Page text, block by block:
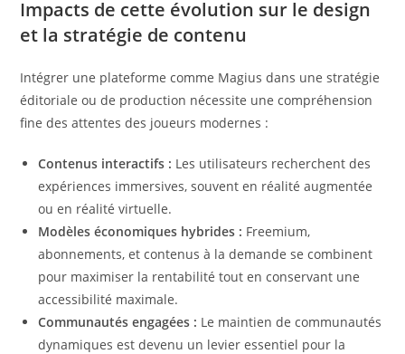
Impacts de cette évolution sur le design
et la stratégie de contenu
Intégrer une plateforme comme Magius dans une stratégie
éditoriale ou de production nécessite une compréhension
fine des attentes des joueurs modernes :
Contenus interactifs : Les utilisateurs recherchent des
expériences immersives, souvent en réalité augmentée
ou en réalité virtuelle.
Modèles économiques hybrides : Freemium,
abonnements, et contenus à la demande se combinent
pour maximiser la rentabilité tout en conservant une
accessibilité maximale.
Communautés engagées : Le maintien de communautés
dynamiques est devenu un levier essentiel pour la